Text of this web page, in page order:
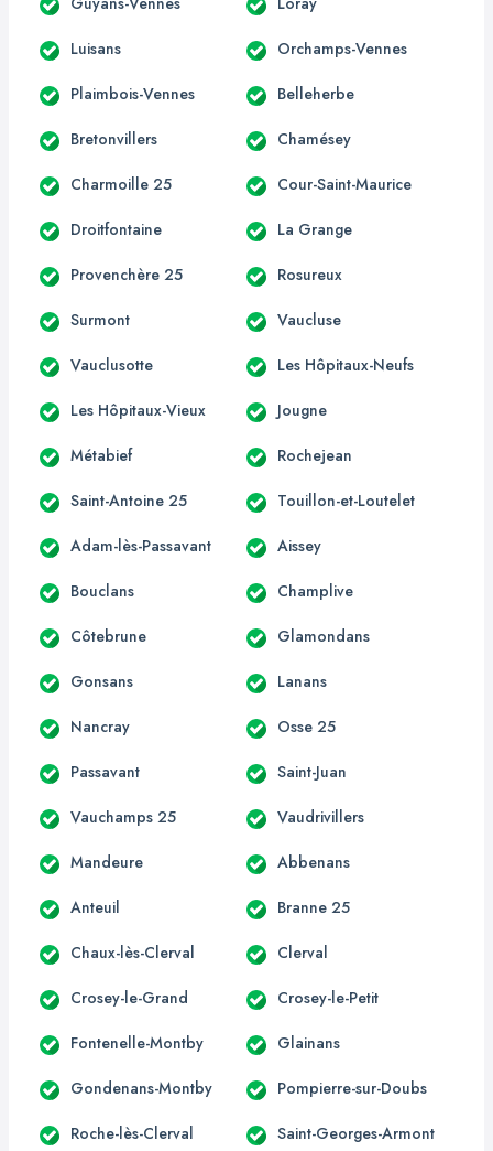
Luisans Orchamps-Vennes
Plaimbois-Vennes Belleherbe
Bretonvillers Chamésey
Charmoille 25 Cour-Saint-Maurice
Droitfontaine La Grange
Provenchère 25 Rosureux
Surmont Vaucluse
Vauclusotte Les Hôpitaux-Neufs
Les Hôpitaux-Vieux Jougne
Métabief Rochejean
Saint-Antoine 25 Touillon-et-Loutelet
Adam-lès-Passavant Aissey
Bouclans Champlive
Côtebrune Glamondans
Gonsans Lanans
Nancray Osse 25
Passavant Saint-Juan
Vauchamps 25 Vaudrivillers
Mandeure Abbenans
Anteuil Branne 25
Chaux-lès-Clerval Clerval
Crosey-le-Grand Crosey-le-Petit
Fontenelle-Montby Glainans
Gondenans-Montby Pompierre-sur-Doubs
Roche-lès-Clerval Saint-Georges-Armont